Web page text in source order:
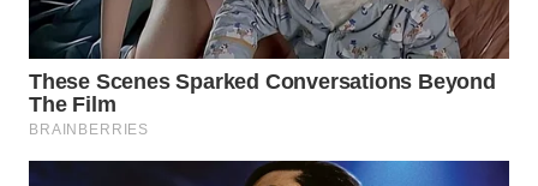
WN
SURABAYA
WN
NATUNA